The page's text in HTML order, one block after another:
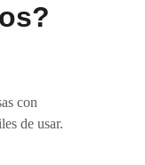
con
de usar.